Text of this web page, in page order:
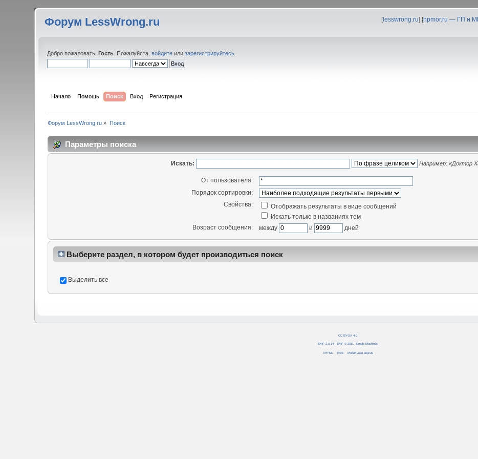
Форум LessWrong.ru [lesswrong.ru] [hpmor.ru — ГП и
Добро пожаловать,Гость . Пожалуйста,войдите илизарегистрируйтесь
Начало Помощь Поиск Вход Регистрация
Форум LessWrong.ru » Поиск
Параметры поиска
Искать: Например: «Доктор
От пользователя:
Порядок сортировки:
Свойства:
Отображать результаты в виде сообщений
Искать только в названиях тем
Возраст сообщения:
между и дней
Выберите раздел, в котором будет производиться поиск
Выделить все
CC BY-SA 4.0
SMF 2.0.14 SMF © 2011 Simple Machines
XHTML RSS Мобильная версия